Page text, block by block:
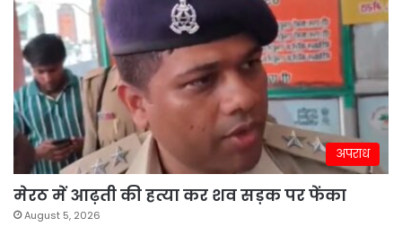
अपराध
मेरठ में आढ़ती की हत्या कर शव सड़क पर फेंका
August 5, 2026